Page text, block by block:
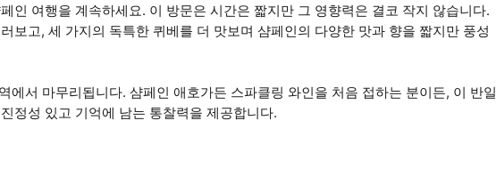
인 여행을 계속하세요. 이 방문은 시간은 짧지만 그 영향력은 결코 작지 않습니다.
보고, 세 가지의 독특한 퀴베를 더 맛보며 샴페인의 다양한 맛과 향을 짧지만 풍성
에서 마무리됩니다. 샴페인 애호가든 스파클링 와인을 처음 접하는 분이든, 이 반일
정성 있고 기억에 남는 통찰력을 제공합니다.